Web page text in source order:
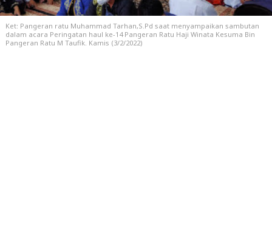
Ket: Pangeran ratu Muhammad Tarhan,S.Pd saat menyampaikan sambutan
dalam acara Peringatan haul ke-14 Pangeran Ratu Haji Winata Kesuma Bin
Pangeran Ratu M Taufik. Kamis (3/2/2022)